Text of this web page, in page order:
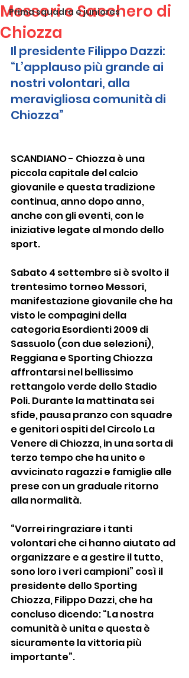
Prima squadra e juniores
Messori e Sacchero di
Chiozza
Il presidente Filippo Dazzi:
“L’applauso più grande ai
nostri volontari, alla
meravigliosa comunità di
Chiozza”
SCANDIANO - Chiozza è una
piccola capitale del calcio
giovanile e questa tradizione
continua, anno dopo anno,
anche con gli eventi, con le
iniziative legate al mondo dello
sport.
Sabato 4 settembre si è svolto il
trentesimo torneo Messori,
manifestazione giovanile che ha
visto le compagini della
categoria Esordienti 2009 di
Sassuolo (con due selezioni),
Reggiana e Sporting Chiozza
affrontarsi nel bellissimo
rettangolo verde dello Stadio
Poli. Durante la mattinata sei
sfide, pausa pranzo con squadre
e genitori ospiti del Circolo La
Venere di Chiozza, in una sorta di
terzo tempo che ha unito e
avvicinato ragazzi e famiglie alle
prese con un graduale ritorno
alla normalità.
“Vorrei ringraziare i tanti
volontari che ci hanno aiutato ad
organizzare e a gestire il tutto,
sono loro i veri campioni” così il
presidente dello Sporting
Chiozza, Filippo Dazzi, che ha
concluso dicendo: “La nostra
comunità è unita e questa è
sicuramente la vittoria più
importante”.